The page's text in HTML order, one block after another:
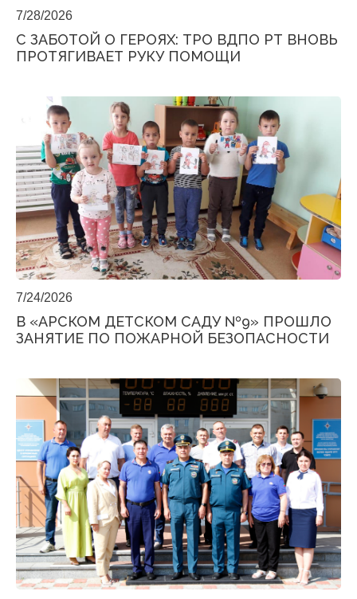
7/28/2026
С ЗАБОТОЙ О ГЕРОЯХ: ТРО ВДПО РТ ВНОВЬ
ПРОТЯГИВАЕТ РУКУ ПОМОЩИ
7/24/2026
В «АРСКОМ ДЕТСКОМ САДУ №9» ПРОШЛО
ЗАНЯТИЕ ПО ПОЖАРНОЙ БЕЗОПАСНОСТИ